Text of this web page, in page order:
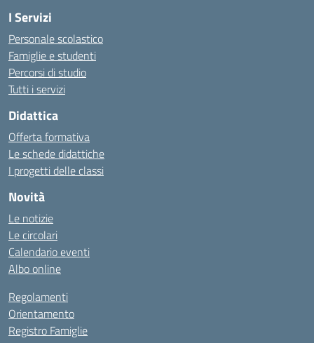
I Servizi
Personale scolastico
Famiglie e studenti
Percorsi di studio
Tutti i servizi
Didattica
Offerta formativa
Le schede didattiche
I progetti delle classi
Novità
Le notizie
Le circolari
Calendario eventi
Albo online
Regolamenti
Orientamento
Registro Famiglie